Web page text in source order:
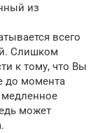
из
всего
Слишком
к тому, что Вы
до момента
медленное
может